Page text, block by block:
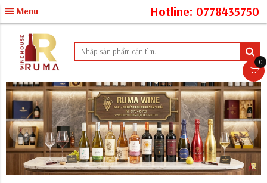
Menu Hotline: 0778435750
0